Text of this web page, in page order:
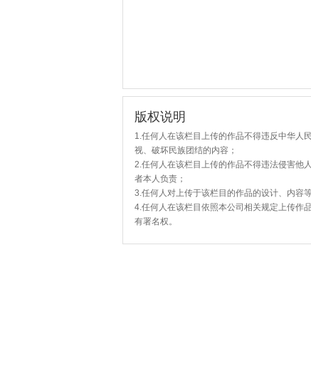
版权说明
1.任何人在该栏目上传的作品不得违反中华人
视、破坏民族团结的内容；
2.任何人在该栏目上传的作品不得违法侵害他
者本人负责；
3.任何人对上传于该栏目的作品的设计、内容
4.任何人在该栏目依照本公司相关规定上传作
有署名权。